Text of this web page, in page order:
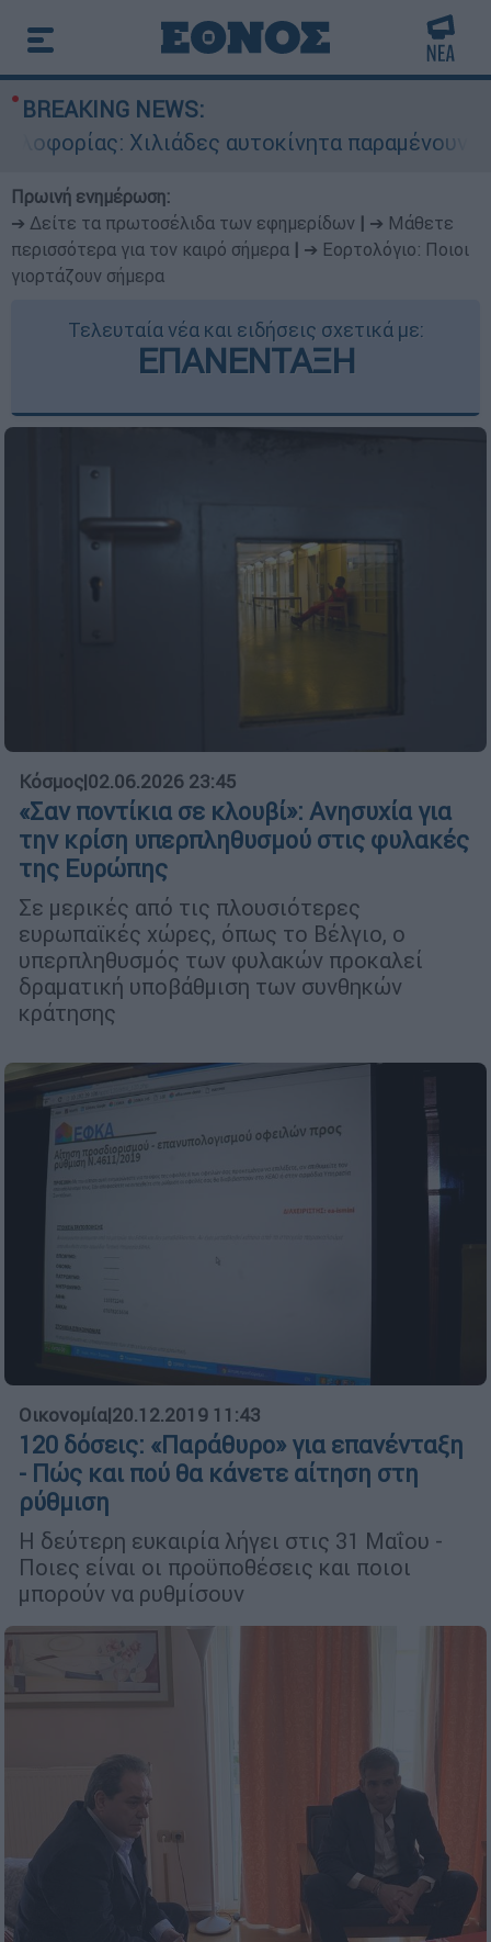
BREAKING NEWS:
Χιλιάδες αυτοκίνητα παραμένουν
Πρωινή ενημέρωση:
➔ Δείτε τα πρωτοσέλιδα των εφημερίδων
➔ Μάθετε
περισσότερα για τον καιρό σήμερα
➔ Εορτολόγιο: Ποιοι
γιορτάζουν σήμερα
Τελευταία νέα και ειδήσεις σχετικά με:
ΕΠΑΝΕΝΤΑΞΗ
Κόσμος|02.06.2026 23:45
«Σαν ποντίκια σε κλουβί»: Ανησυχία για
την κρίση υπερπληθυσμού στις φυλακές
της Ευρώπης
Σε μερικές από τις πλουσιότερες
ευρωπαϊκές χώρες, όπως το Βέλγιο, ο
υπερπληθυσμός των φυλακών προκαλεί
δραματική υποβάθμιση των συνθηκών
κράτησης
Οικονομία|20.12.2019 11:43
120 δόσεις: «Παράθυρο» για επανένταξη
- Πώς και πού θα κάνετε αίτηση στη
ρύθμιση
Η δεύτερη ευκαιρία λήγει στις 31 Μαΐου -
Ποιες είναι οι προϋποθέσεις και ποιοι
μπορούν να ρυθμίσουν